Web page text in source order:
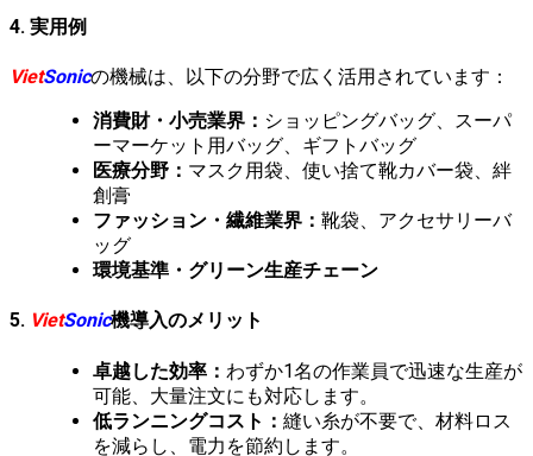
4. 実用例
VietSonicの機械は、以下の分野で広く活用されています：
消費財・小売業界： ショッピングバッグ、スーパ
ーマーケット用バッグ、ギフトバッグ
医療分野： マスク用袋、使い捨て靴カバー袋、絆
創膏
ファッション・繊維業界： 靴袋、アクセサリーバ
ッグ
環境基準・グリーン生産チェーン
5. VietSonic機導入のメリット
卓越した効率： わずか1名の作業員で迅速な生産が
可能、大量注文にも対応します。
低ランニングコスト： 縫い糸が不要で、材料ロス
を減らし、電力を節約します。